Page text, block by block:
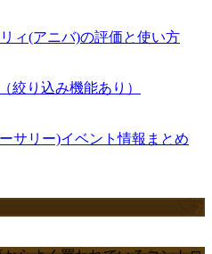
ィ(アニバ)の評価と使い方
絞り込み機能あり）
サリー)イベント情報まとめ